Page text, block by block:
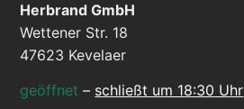
Herbrand GmbH
Wettener Str. 18
47623 Kevelaer
geöffnet – schließt um 18:30 Uhr